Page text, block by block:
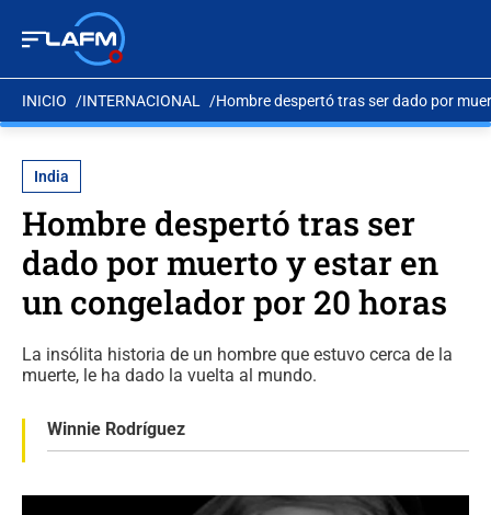
INICIO INTERNACIONAL Hombre despertó tras ser dado por
India
Hombre despertó tras ser
dado por muerto y estar en
un congelador por 20 horas
La insólita historia de un hombre que estuvo cerca de la
muerte, le ha dado la vuelta al mundo.
Winnie Rodríguez